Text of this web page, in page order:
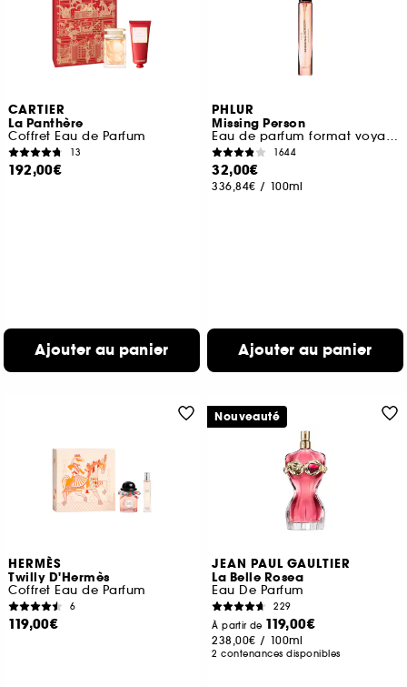
CARTIER
La Panthère
Coffret Eau de Parfum
13
192,00€
Ajouter au panier
PHLUR
Missing Person
Eau de parfum format voyage
1644
32,00€
336,84€ / 100ml
Ajouter au panier
HERMÈS
Twilly D'Hermès
Coffret Eau de Parfum
6
119,00€
JEAN PAUL GAULTIER
La Belle Rosea
Eau De Parfum
229
À partir de 119,00€
238,00€ / 100ml
2 contenances disponibles
Nouveauté